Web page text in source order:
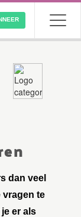
dan veel
vragen te
er als